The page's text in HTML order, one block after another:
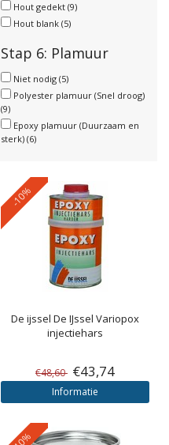
Hout gedekt (9)
Hout blank (5)
Stap 6: Plamuur
Niet nodig (5)
Polyester plamuur (Snel droog)
(9)
Epoxy plamuur (Duurzaam en
sterk) (6)
-10%
De ijssel De IJssel Variopox
injectiehars
€48,60 €43,74
Informatie